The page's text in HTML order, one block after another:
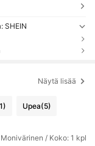
SHEIN
Näytä lisää
Upea(5)
/ Koko: 1 kpl